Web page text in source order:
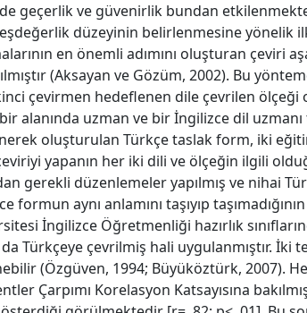
geçerlik ve güvenirlik bundan
düzeyinin belirlenmesine yönelik
en önemli adımını oluşturan çeviri
(Aksayan ve Gözüm, 2002). Bu
çevirmen hedeflenen dile çevrilen
alanında uzman ve bir İngilizce dil
oluşturulan Türkçe taslak form, iki
yapanın her iki dili ve ölçeğin ilgili
gerekli düzenlemeler yapılmış ve nihai
formun aynı anlamını taşıyıp
İngilizce Öğretmenliği hazırlık
Türkçeye çevrilmiş hali uygulanmıştır.
(Özgüven, 1994; Büyüköztürk, 2007).
Çarpımı Korelasyon Katsayısına